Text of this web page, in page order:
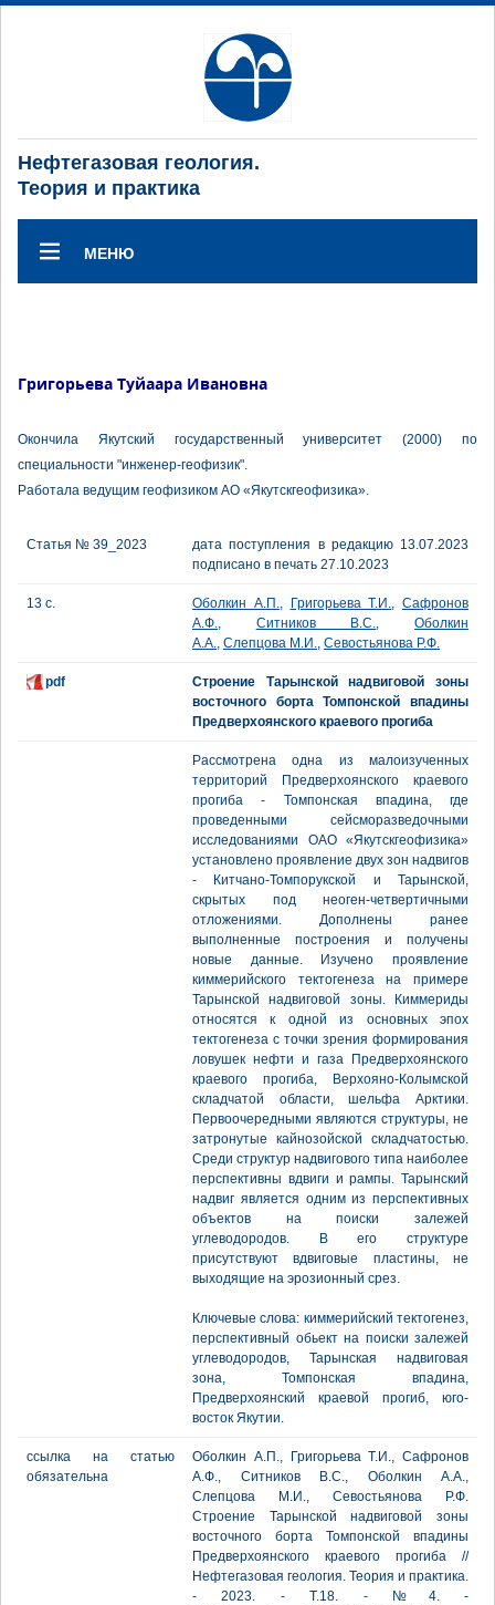
Нефтегазовая геология.
Теория и практика
МЕНЮ
Григорьева Туйаара Ивановна
Окончила Якутский государственный университет (2000) по
специальности "инженер-геофизик".
Работала ведущим геофизиком АО «Якутскгеофизика».
Статья № 39_2023
дата поступления в редакцию 13.07.2023
подписано в печать 27.10.2023
13 с. Оболкин А.П., Григорьева Т.И., Сафронов
А.Ф., Ситников В.С.,Оболкин
А.А., Слепцова М.И., Севостьянова Р.Ф.
pdf
Строение Тарынской надвиговой зоны
восточного борта Томпонской впадины
Предверхоянского краевого прогиба
Рассмотрена одна из малоизученных
территорий Предверхоянского краевого
прогиба - Томпонская впадина, где
проведенными сейсморазведочными
исследованиями ОАО «Якутскгеофизика»
установлено проявление двух зон надвигов
- Китчано-Томпорукской и Тарынской,
скрытых под неоген-четвертичными
отложениями. Дополнены ранее
выполненные построения и получены
новые данные. Изучено проявление
киммерийского тектогенеза на примере
Тарынской надвиговой зоны. Киммериды
относятся к одной из основных эпох
тектогенеза с точки зрения формирования
ловушек нефти и газа Предверхоянского
краевого прогиба, Верхояно-Колымской
складчатой области, шельфа Арктики.
Первоочередными являются структуры, не
затронутые кайнозойской складчатостью.
Среди структур надвигового типа наиболее
перспективны вдвиги и рампы. Тарынский
надвиг является одним из перспективных
объектов на поиски залежей
углеводородов. В его структуре
присутствуют вдвиговые пластины, не
выходящие на эрозионный срез.
Ключевые слова: киммерийский тектогенез,
перспективный обьект на поиски залежей
углеводородов, Тарынская надвиговая
зона, Томпонская впадина,
Предверхоянский краевой прогиб, юго-
восток Якутии.
ссылка на статью
обязательна
Оболкин А.П., Григорьева Т.И., Сафронов
А.Ф., Ситников В.С., Оболкин А.А.,
Слепцова М.И., Севостьянова Р.Ф.
Строение Тарынской надвиговой зоны
восточного борта Томпонской впадины
Предверхоянского краевого прогиба //
Нефтегазовая геология. Теория и практика.
- 2023. - Т.18. - №4. -